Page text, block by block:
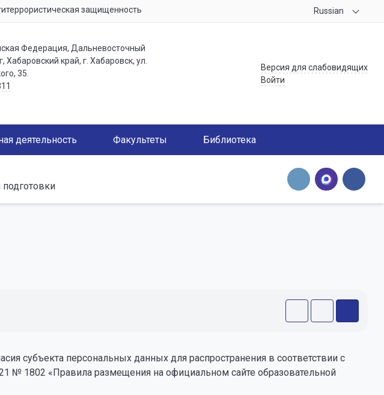
защищенность Russian
Федерация, Дальневосточный
край, г. Хабаровск, ул.
35.
Версия для слабовидящих
Войти
деятельность Факультеты Библиотека
субъекта персональных данных для распространения в соответствии с
№ 1802 «Правила размещения на официальном сайте образовательной